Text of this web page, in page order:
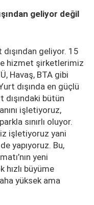
geliyor değil
dışından geliyor. 15
hizmet şirketlerimiz
Havaş, BTA gibi
dışında en güçlü
dışındaki bütün
işletiyoruz,
sınırlı oluyor.
işletiyoruz yani
yapıyoruz. Bu,
yeni
hızlı büyüme
yüksek ama